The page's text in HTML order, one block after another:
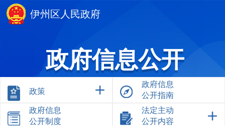
伊州区人民政府
政府信息公开
政策
政府信息
公开指南
政府信息
公开制度
法定主动
公开内容